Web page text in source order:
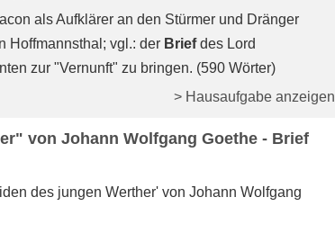
als Aufklärer an den Stürmer und Dränger
Hoffmannsthal; vgl.: der Briefdes Lord
zur "Vernunft" zu bringen. (590 Wörter)
> Hausaufgabe anzeigen
von Johann Wolfgang Goethe - Brief
des jungen Werther' von Johann Wolfgang